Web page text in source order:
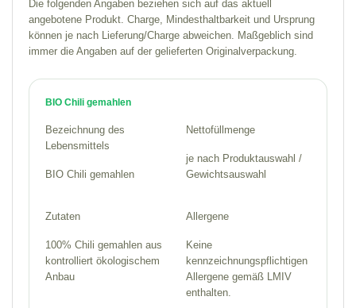
Die folgenden Angaben beziehen sich auf das aktuell
angebotene Produkt. Charge, Mindesthaltbarkeit und Ursprung
können je nach Lieferung/Charge abweichen. Maßgeblich sind
immer die Angaben auf der gelieferten Originalverpackung.
BIO Chili gemahlen
Bezeichnung des
Lebensmittels
BIO Chili gemahlen
Nettofüllmenge
je nach Produktauswahl /
Gewichtsauswahl
Zutaten
100% Chili gemahlen aus
kontrolliert ökologischem
Anbau
Allergene
Keine
kennzeichnungspflichtigen
Allergene gemäß LMIV
enthalten.